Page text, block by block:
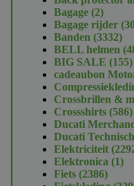
Bagage 22
Bagage rijder
Banden 33323332
BELL helmen
BIG SALE 155
cadeaubon
Crossbrillen &
Crossshirts 586
Ducati
Ducati Technisch
Elektriciteit
Elektronica 11
Fiets 23862386